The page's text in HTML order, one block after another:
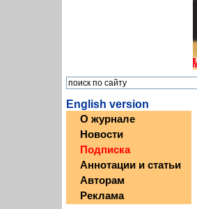
English version
О журнале
Новости
Подписка
Аннотации и статьи
Авторам
Реклама